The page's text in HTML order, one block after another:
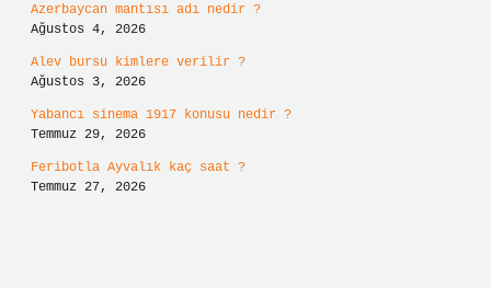
Azerbaycan mantısı adı nedir ?
Ağustos 4, 2026
Alev bursu kimlere verilir ?
Ağustos 3, 2026
Yabancı sinema 1917 konusu nedir ?
Temmuz 29, 2026
Feribotla Ayvalık kaç saat ?
Temmuz 27, 2026